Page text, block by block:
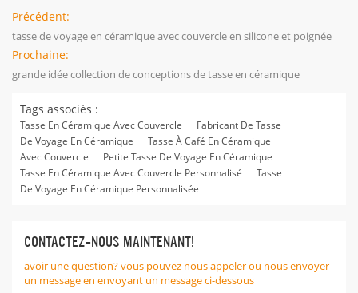
Précédent:
tasse de voyage en céramique avec couvercle en silicone et poignée
Prochaine:
grande idée collection de conceptions de tasse en céramique
Tags associés :
Tasse En Céramique Avec Couvercle
Fabricant De Tasse
De Voyage En Céramique
Tasse À Café En Céramique
Avec Couvercle
Petite Tasse De Voyage En Céramique
Tasse En Céramique Avec Couvercle Personnalisé
Tasse
De Voyage En Céramique Personnalisée
CONTACTEZ-NOUS MAINTENANT!
avoir une question? vous pouvez nous appeler ou nous envoyer
un message en envoyant un message ci-dessous